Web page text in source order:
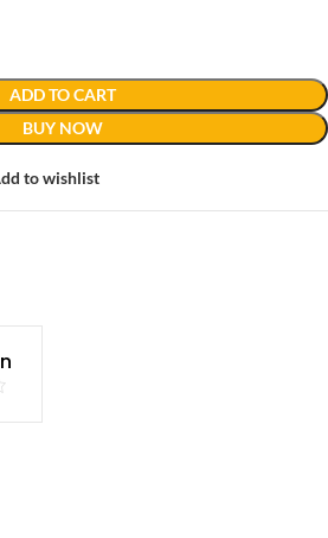
ADD TO CART
BUY NOW
to wishlist